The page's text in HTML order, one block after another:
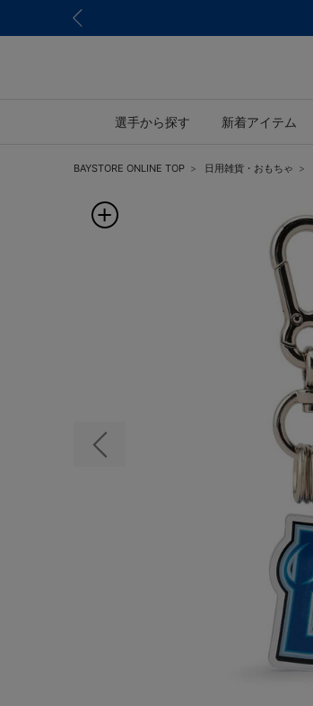
選手から探す 新着アイテム
BAYSTORE ONLINE TOP 日用雑貨・おもちゃ
前の画像